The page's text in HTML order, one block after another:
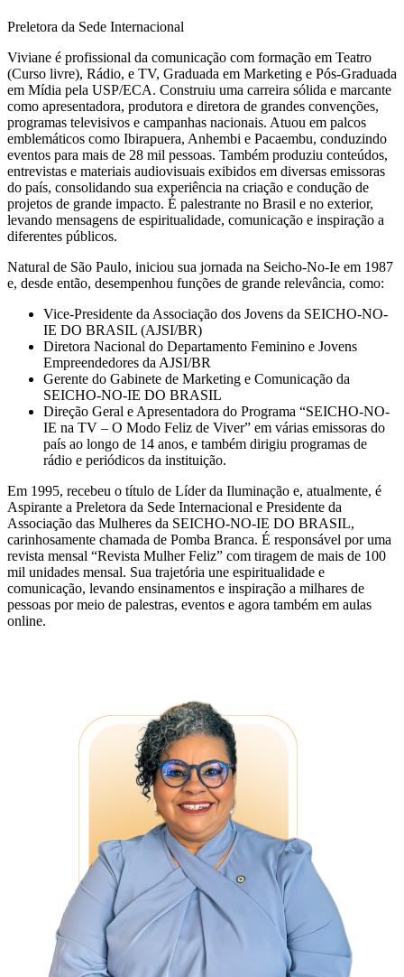
Preletora da Sede Internacional
Viviane é profissional da comunicação com formação em Teatro
(Curso livre), Rádio, e TV, Graduada em Marketing e Pós-Graduada
em Mídia pela USP/ECA. Construiu uma carreira sólida e marcante
como apresentadora, produtora e diretora de grandes convenções,
programas televisivos e campanhas nacionais. Atuou em palcos
emblemáticos como Ibirapuera, Anhembi e Pacaembu, conduzindo
eventos para mais de 28 mil pessoas. Também produziu conteúdos,
entrevistas e materiais audiovisuais exibidos em diversas emissoras
do país, consolidando sua experiência na criação e condução de
projetos de grande impacto. É palestrante no Brasil e no exterior,
levando mensagens de espiritualidade, comunicação e inspiração a
diferentes públicos.
Natural de São Paulo, iniciou sua jornada na Seicho-No-Ie em 1987
e, desde então, desempenhou funções de grande relevância, como:
Vice-Presidente da Associação dos Jovens da SEICHO-NO-
IE DO BRASIL (AJSI/BR)
Diretora Nacional do Departamento Feminino e Jovens
Empreendedores da AJSI/BR
Gerente do Gabinete de Marketing e Comunicação da
SEICHO-NO-IE DO BRASIL
Direção Geral e Apresentadora do Programa “SEICHO-NO-
IE na TV – O Modo Feliz de Viver” em várias emissoras do
país ao longo de 14 anos, e também dirigiu programas de
rádio e periódicos da instituição.
Em 1995, recebeu o título de Líder da Iluminação e, atualmente, é
Aspirante a Preletora da Sede Internacional e Presidente da
Associação das Mulheres da SEICHO-NO-IE DO BRASIL,
carinhosamente chamada de Pomba Branca. É responsável por uma
revista mensal “Revista Mulher Feliz” com tiragem de mais de 100
mil unidades mensal. Sua trajetória une espiritualidade e
comunicação, levando ensinamentos e inspiração a milhares de
pessoas por meio de palestras, eventos e agora também em aulas
online.